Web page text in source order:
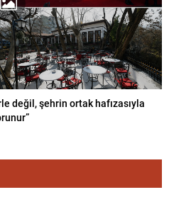
değil, şehrin ortak hafızasıyla